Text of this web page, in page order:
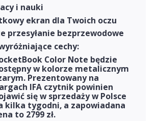
i nauki
ekran dla Twoich oczu
przesyłanie bezprzewodowe
cechy:
Color Note będzie
w kolorze metalicznym
Prezentowany na
IFA czytnik powinien
się w sprzedaży w Polsce
kilka tygodni, a zapowiadana
to 2799 zł.